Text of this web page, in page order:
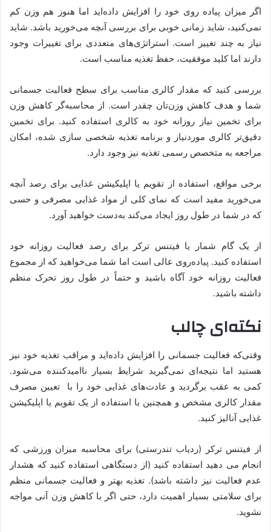
اگر میزان پیاده روی خود را افزایش داده‌اید اما هنوز هم وزن کم
نمی‌کنید، شاید زمانی خوبی برای بررسی آنچه می‌خورید باشد. شاید
نیاز به چند تغییر است. استراتژی‌های متعددی برای تغییرات وجود
دارند اما کلید موفقیت، حفظ تغذیه مناسب است.
بررسی کنید که مقدار کالری مناسب برای سطح فعالیت جسمانی
شما و هدف کاهش وزن‌تان چقدر است. از محاسبه‌گر کاهش وزن
برای تخمین نیاز روزانه خود به کالری استفاده کنید. برای تخمین
دقیق‌تر کالری موردنیاز و برنامه تغذیه شخصی سازی شده، امکان
مراجعه به متخصص رسمی تغذیه نیز وجود دارد.
برخی مواقع، استفاده از تقویم یا اپلیکیشن غذایی برای رصد آنچه
می‌خورید مفید است که نمای کلی از مواد غذایی مصرفی و حسی
که در شما در طول روز ایجاد می‌کند به‌دست خواهید آورد.
از یک گام شمار یا فیتنس ترکر برای رصد فعالیت روزانه خود
استفاده کنید. پیاده‌روی عالی است اما شما می‌خواهید که از مجموع
فعالیت روزانه خود آگاه باشید و حتماً در طول روز تحرک منظم
داشته باشید.
نکته‌ای چالب
وقتی‌که فعالیت جسمانی را افزایش داده‌اید و مراقب تغذیه خود نیز
هستید اما نتیجه‌ای نمی‌گیرید شرایط بسیار ناامیدکننده می‌شود.
کمی به عقب برگردید و عادت‌های غذایی خود را با تعیین مصرف
مقدار کالری مشخص و همچنین با استفاده از یک تقویم یا اپلیکیشن
غذایی آنالیز کنید.
از فیتنس ترکر (ردیاب تندرستی) برای محاسبه میزان ورزشی که
انجام می دهید استفاده کنید (از دستگاهی استفاده کنید که هشدار
عدم فعالیت نیز داشته باشد). تغذیه بهتر و فعالیت جسمانی منظم
برای سلامتی بسیار اهمیت دارد، حتی اگر با کاهش وزن آنی مواجه
نشوید.